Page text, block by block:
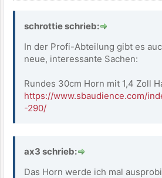
schrottie schrieb:
In der Profi-Abteilung gibt es
neue, interessante Sachen:
Rundes 30cm Horn mit 1,4 Zoll
https://www.sbaudience.com/
-290/
ax3 schrieb:
Das Horn werde ich mal